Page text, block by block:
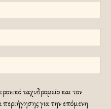
ταχυδρομείο και τον
για την επόμενη